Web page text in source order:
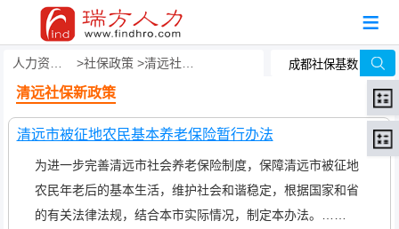
社保政策 清远社保新政策
清远社保新政策
清远市被征地农民基本养老保险暂行办法
为进一步完善清远市社会养老保险制度，保障清远市被征地
农民年老后的基本生活，维护社会和谐稳定，根据国家和省
的有关法律法规，结合本市实际情况，制定本办法。……